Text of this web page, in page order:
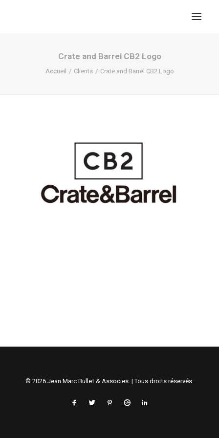
RECHERCHE
PANIER
Crate and Barrel CB2 Logo
Accueil Clients Crate and Barrel CB2 Logo
© 2026 Jean Marc Bullet & Associes. | Tous droits réservés.